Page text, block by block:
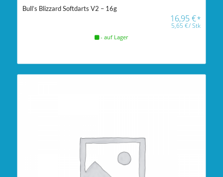
Bull’s Blizzard Softdarts V2 – 16g
16,95€*
5,65€/Stk
- auf Lager